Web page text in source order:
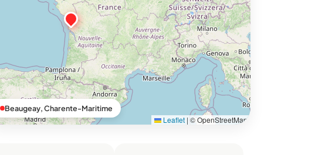
Leaflet | © OpenStreetMap
Beaugeay, Charente-Maritime